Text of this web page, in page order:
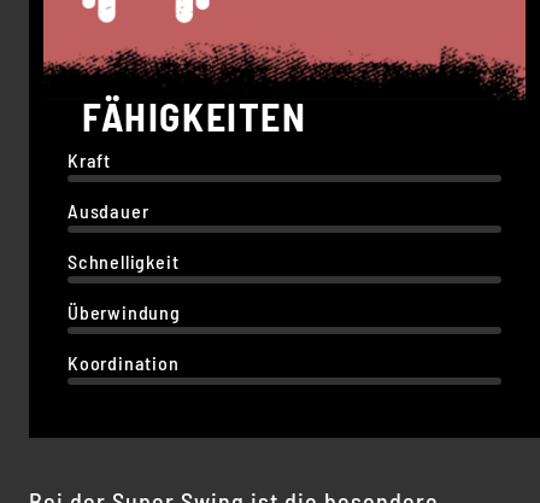
FÄHIGKEITEN
Kraft
Ausdauer
Schnelligkeit
Überwindung
Koordination